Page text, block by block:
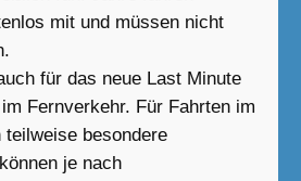
mit und müssen nicht
für das neue Last Minute
Fernverkehr. Für Fahrten im
teilweise besondere
je nach